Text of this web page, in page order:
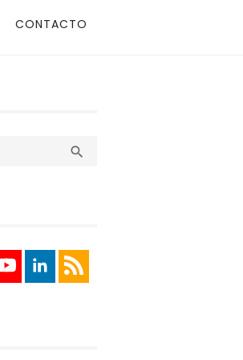
CONTACTO
